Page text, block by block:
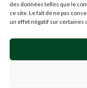
des données telles que le
ce site. Le fait de ne pas
un effet négatif sur certaines